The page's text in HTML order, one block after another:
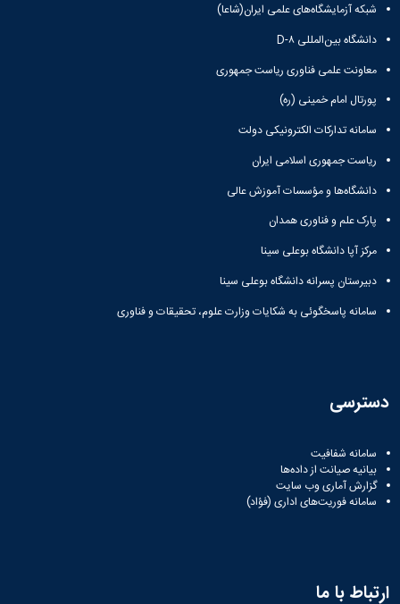
شبکه آزمایشگاه‌های علمی ایران(شاعا)
دانشگاه بین‌المللی D-۸
معاونت علمی فناوری ریاست جمهوری
پورتال امام خمینی (ره)
سامانه تدارکات الکترونیکی دولت
ریاست جمهوری اسلامی ایران
دانشگاه‌ها و مؤسسات آموزش عالی
پارک علم و فناوری همدان
مرکز آپا دانشگاه بوعلی سینا
دبیرستان پسرانه دانشگاه بوعلی سینا
سامانه پاسخگوئی به شکایات وزارت علوم، تحقیقات و فناوری
دسترسی
سامانه شفافیت
بیانیه صیانت از داده‌ها
گزارش آماری وب‌ سایت
سامانه فوریت‌های اداری (فؤاد)
ارتباط با ما